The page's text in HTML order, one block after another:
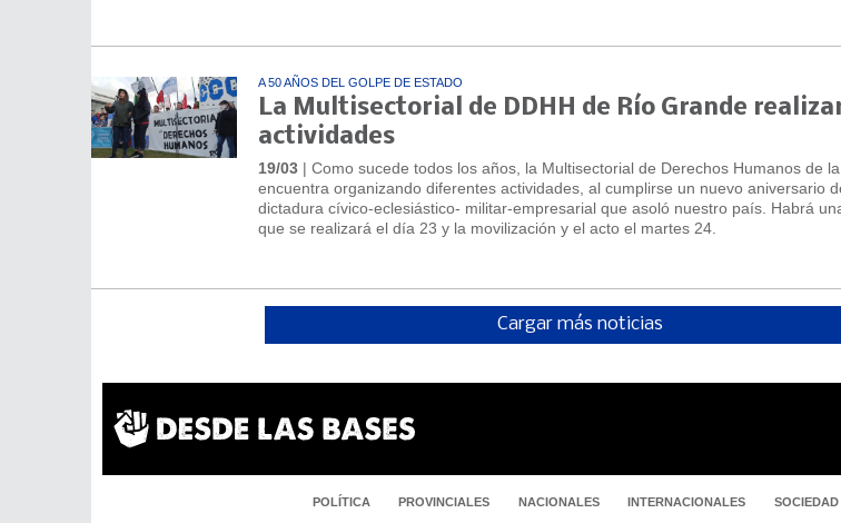
A 50 AÑOS DEL GOLPE DE ESTADO
La Multisectorial de DDHH de Río Grande
actividades
19/03| Como sucede todos los años, la Multisectorial de Derechos Humanos de
encuentra organizando diferentes actividades, al cumplirse un nuevo aniversario
dictadura cívico-eclesiástico- militar-empresarial que asoló nuestro país. Habrá
que se realizará el día 23 y la movilización y el acto el martes 24.
Cargar más noticias
POLÍTICA PROVINCIALES NACIONALES INTERNACIONALES SOCIEDAD